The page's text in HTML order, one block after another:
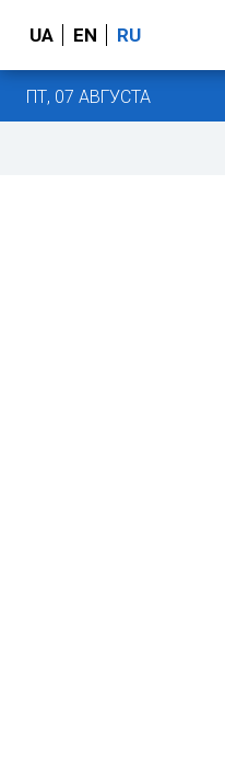
UA EN RU
ПТ, 07 АВГУСТА